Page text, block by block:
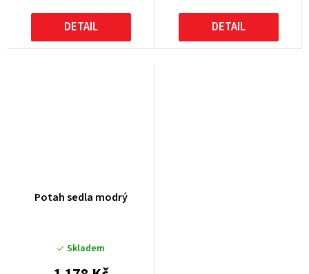
DETAIL DETAIL
Potah sedla modrý
Skladem